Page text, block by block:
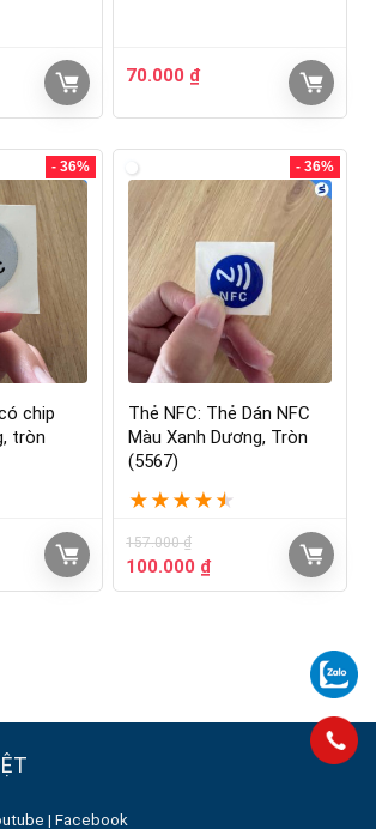
70.000 ₫
- 36%
chip
tròn
- 36%
Thẻ NFC: Thẻ Dán NFC
Màu Xanh Dương, Tròn
(5567)
★ ★ ★ ★ ★
157.000₫
100.000 ₫
| Facebook